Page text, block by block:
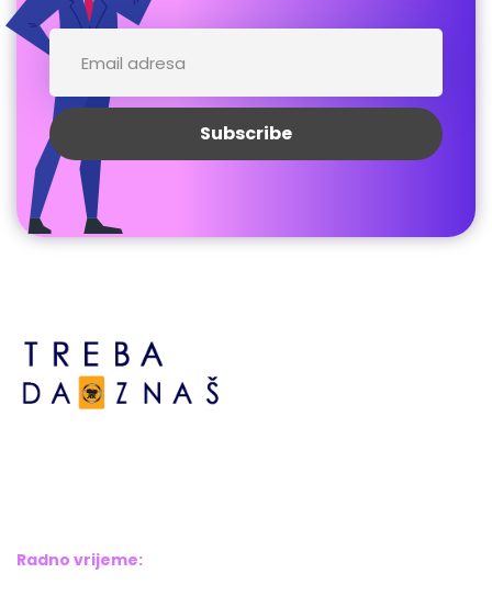
Radno vrijeme: